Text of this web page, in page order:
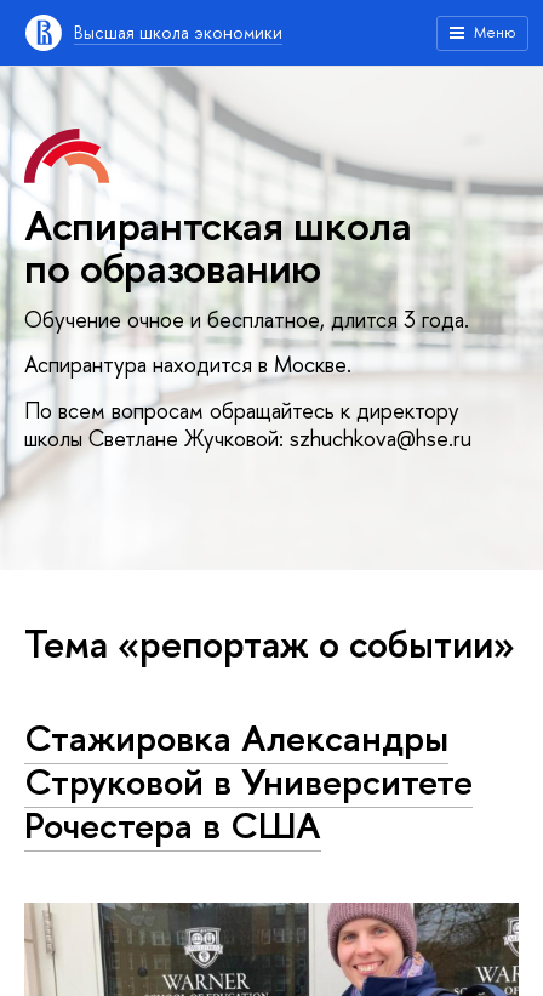
Высшая школа экономики Меню
Аспирантская школа
по образованию
Обучение очное и бесплатное, длится 3 года.
Аспирантура находится в Москве.
По всем вопросам обращайтесь к директору
школы Светлане Жучковой: szhuchkova@hse.ru
Тема «репортаж о событии»
Стажировка Александры
Струковой в Университете
Рочестера в США